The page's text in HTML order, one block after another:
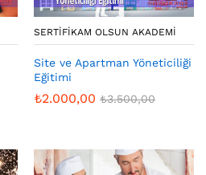
SERTIFIKAM OLSUN AKADEMI
Site ve Apartman Yöneticiliği
Eğitimi
₺2.000,00 ₺3.500,00